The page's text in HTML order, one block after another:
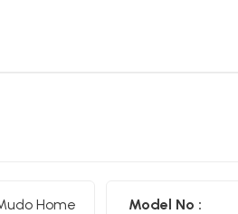
Home Model No :